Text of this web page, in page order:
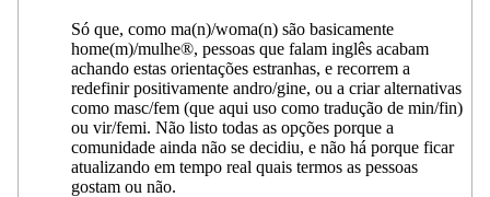
Só que, como ma(n)/woma(n) são basicamente
home(m)/mulhe®, pessoas que falam inglês acabam
achando estas orientações estranhas, e recorrem a
redefinir positivamente andro/gine, ou a criar alternativas
como masc/fem (que aqui uso como tradução de min/fin)
ou vir/femi. Não listo todas as opções porque a
comunidade ainda não se decidiu, e não há porque ficar
atualizando em tempo real quais termos as pessoas
gostam ou não.